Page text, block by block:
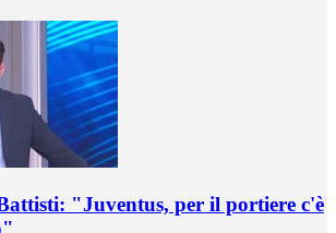
"Juventus, per il portiere c'è